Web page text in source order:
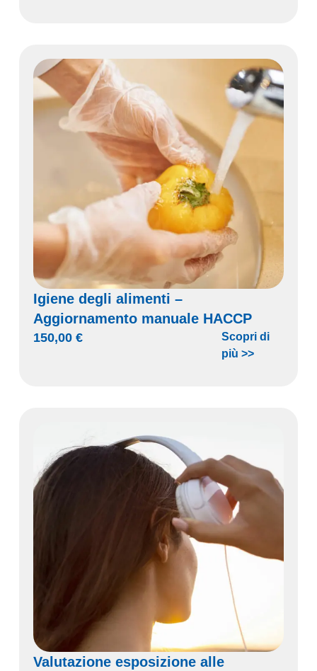
Igiene degli alimenti –
Aggiornamento manuale HACCP
150,00 €
Scopri di
più >>
Valutazione esposizione alle